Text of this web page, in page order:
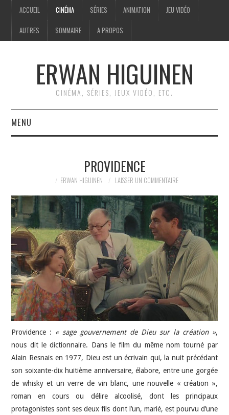
ACCUEIL CINÉMA SÉRIES ANIMATION JEU VIDÉO
AUTRES SOMMAIRE A PROPOS
ERWAN HIGUINEN
CINÉMA, SÉRIES, JEUX VIDÉO, ETC.
MENU
SÉRIES
ANIMATION
JEU VIDÉO
AUTRES
SOMMAIRE
A PROPOS
PROVIDENCE
ERWAN HIGUINEN LAISSER UN COMMENTAIRE
Providence : « sage gouvernement de Dieu sur la création »,
nous dit le dictionnaire. Dans le film du même nom tourné par
Alain Resnais en 1977, Dieu est un écrivain qui, la nuit précédant
son soixante-dix huitième anniversaire, élabore, entre une gorgée
de whisky et un verre de vin blanc, une nouvelle « création »,
roman en cours ou délire alcoolisé, dont les principaux
protagonistes sont ses deux fils dont l’un, marié, est pourvu d’une